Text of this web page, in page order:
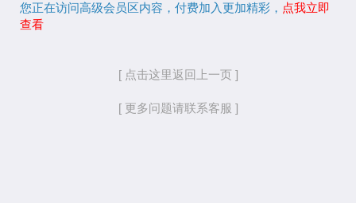
您正在访问高级会员区内容，付费加入更加精彩， 点我立即
查看
[ 点击这里返回上一页 ]
[ 更多问题请联系客服 ]